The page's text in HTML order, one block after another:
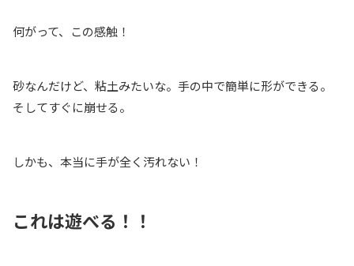
何がって、この感触！
砂なんだけど、粘土みたいな。手の中で簡単に形ができる。
そしてすぐに崩せる。
しかも、本当に手が全く汚れない！
これは遊べる！！